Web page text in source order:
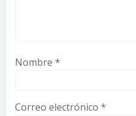
Nombre *
Correo electrónico *